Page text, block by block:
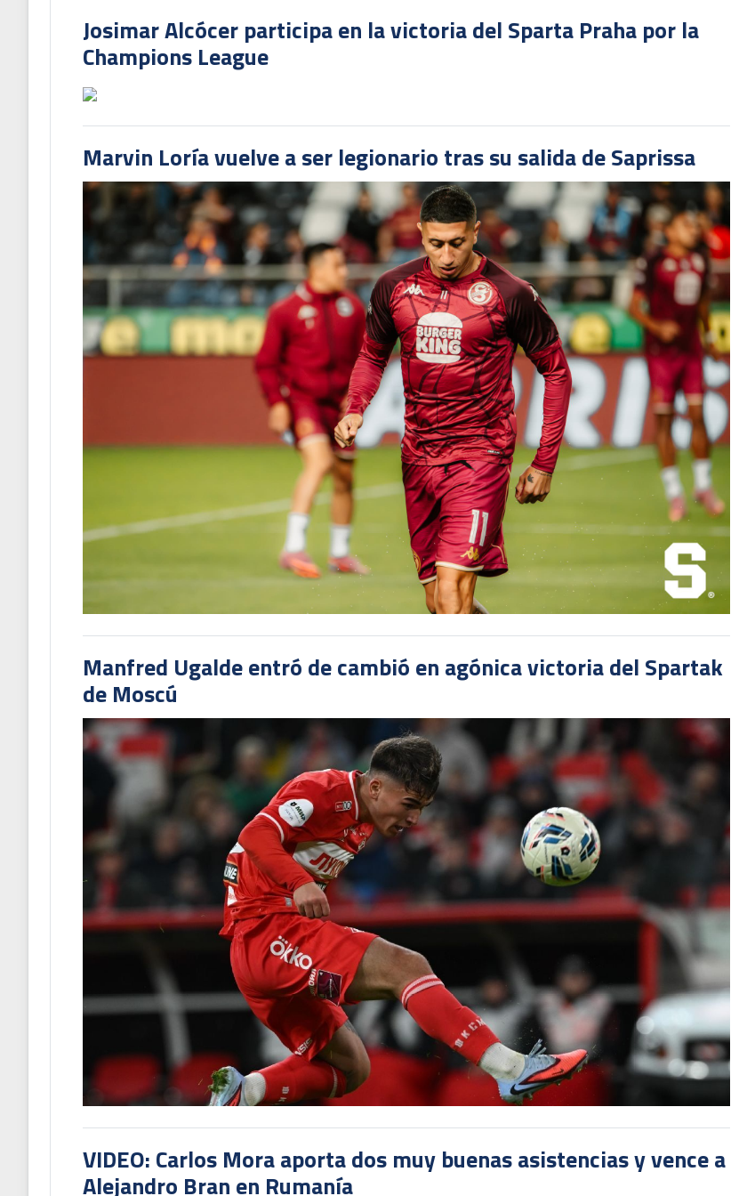
Josimar Alcócer participa en la victoria del Sparta Praha por la
Champions League
Marvin Loría vuelve a ser legionario tras su salida de Saprissa
Manfred Ugalde entró de cambió en agónica victoria del Spartak
de Moscú
VIDEO: Carlos Mora aporta dos muy buenas asistencias y vence a
Alejandro Bran en Rumanía